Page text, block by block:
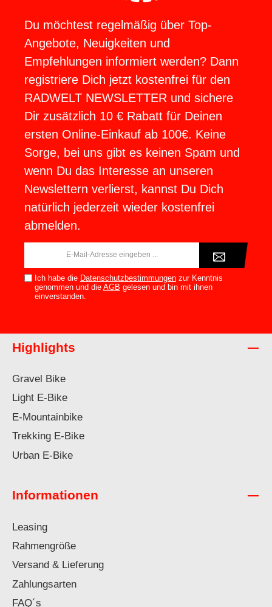
Du möchtest regelmäßig über Top-
Angebote, Neuigkeiten und
Empfehlungen informiert werden? Dann
registriere Dich jetzt kostenfrei für den
RADWELT NEWSLETTER und sichere
Dir zusätzlich 10 € Rabatt für Deinen
ersten Online-Einkauf ab 100€. Keine
Sorge, bei uns gibt es keinen Spam und
wenn Du das Interesse an unseren
Newslettern verlierst, kannst Du Dich
natürlich jederzeit wieder kostenfrei
abmelden.
Ich habe die Datenschutzbestimmungenzur Kenntnis
genommen und die AGB gelesen und bin mit ihnen
einverstanden.
Highlights
Gravel Bike
Light E-Bike
E-Mountainbike
Trekking E-Bike
Urban E-Bike
Informationen
Leasing
Rahmengröße
Versand & Lieferung
Zahlungsarten
FAQ´s